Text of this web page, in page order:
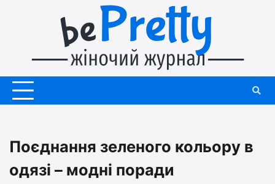
Поєднання зеленого кольору в
одязі – модні поради